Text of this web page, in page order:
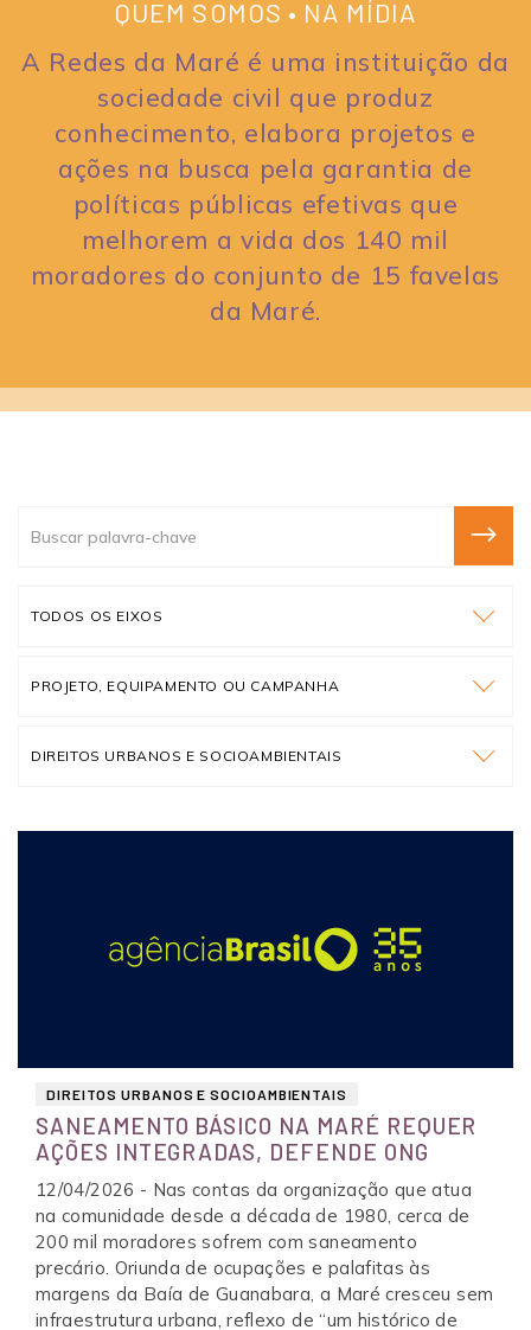
QUEM SOMOS • NA MÍDIA
A Redes da Maré é uma instituição da
sociedade civil que produz
conhecimento, elabora projetos e
ações na busca pela garantia de
políticas públicas efetivas que
melhorem a vida dos 140 mil
moradores do conjunto de 15 favelas
da Maré.
TODOS OS EIXOS
PROJETO, EQUIPAMENTO OU CAMPANHA
DIREITOS URBANOS E SOCIOAMBIENTAIS
DIREITOS URBANOS E SOCIOAMBIENTAIS
SANEAMENTO BÁSICO NA MARÉ REQUER
AÇÕES INTEGRADAS, DEFENDE ONG
12/04/2026 - Nas contas da organização que atua
na comunidade desde a década de 1980, cerca de
200 mil moradores sofrem com saneamento
precário. Oriunda de ocupações e palafitas às
margens da Baía de Guanabara, a Maré cresceu sem
infraestrutura urbana, reflexo de “um histórico de